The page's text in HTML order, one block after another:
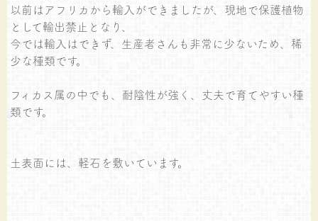
以前はアフリカから輸入ができましたが、現地で保護植物
として輸出禁止となり、
今では輸入はできず、生産者さんも非常に少ないため、稀
少な種類です。
フィカス属の中でも、耐陰性が強く、丈夫で育てやすい種
類です。
土表面には、軽石を敷いています。